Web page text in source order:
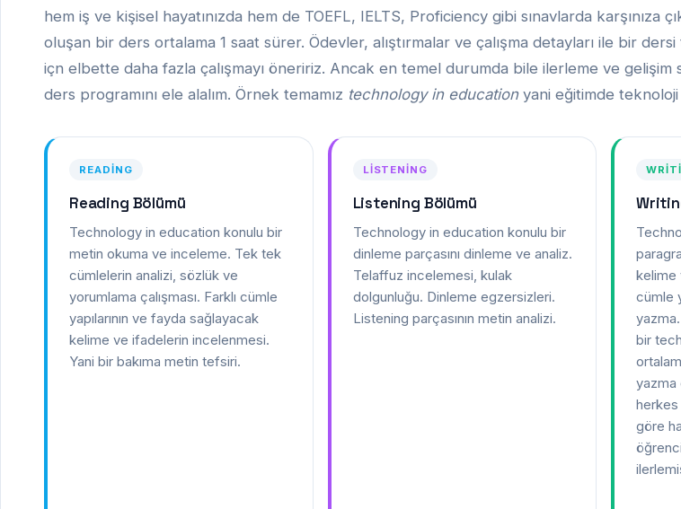
hem iş ve kişisel hayatınızda hem de TOEFL, IELTS, Proficiency gibi sınavlarda
oluşan bir ders ortalama 1 saat sürer. Ödevler, alıştırmalar ve çalışma detayları ile bir
içn elbette daha fazla çalışmayı öneririz. Ancak en temel durumda bile ilerleme ve
ders programını ele alalım. Örnek temamız technology in educationyani eğitimde teknoloji
READING
Reading Bölümü
Technology in education konulu bir
metin okuma ve inceleme. Tek tek
cümlelerin analizi, sözlük ve
yorumlama çalışması. Farklı cümle
yapılarının ve fayda sağlayacak
kelime ve ifadelerin incelenmesi.
Yani bir bakıma metin tefsiri.
LISTENING
Listening Bölümü
Technology in education konulu bir
dinleme parçasını dinleme ve analiz.
Telaffuz incelemesi, kulak
dolgunluğu. Dinleme egzersizleri.
Listening parçasının metin analizi.
kelime
cümle
yazma.
bir
yazma
herkes
göre